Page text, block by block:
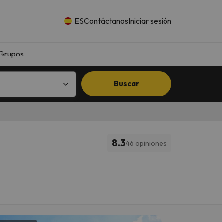
ESContáctanosIniciar sesión
Buscar
8.346 opiniones